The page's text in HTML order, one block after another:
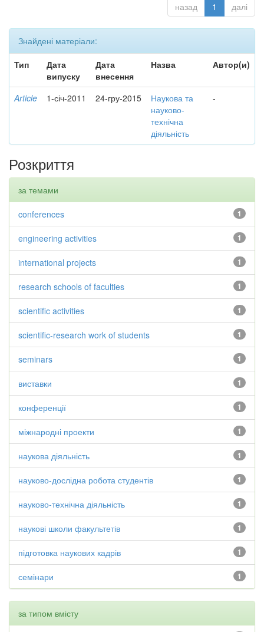
назад 1 далі
Знайдені матеріали:
Тип
Дата
випуску
Дата
внесення
Назва Автор(и)
Article 1-січ-2011 24-гру-2015
Наукова та
науково-
технічна
діяльність
-
Розкриття
за темами
1
conferences
1
engineering activities
1
international projects
1
research schools of faculties
1
scientific activities
1
scientific-research work of students
1
seminars
1
виставки
1
конференції
1
міжнародні проекти
1
наукова діяльність
1
науково-дослідна робота студентів
1
науково-технічна діяльність
1
наукові школи факультетів
1
підготовка наукових кадрів
1
семінари
за типом вмісту